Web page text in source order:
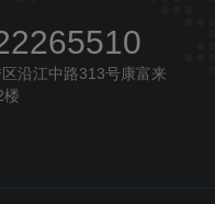
沿江中路313号康富来
楼